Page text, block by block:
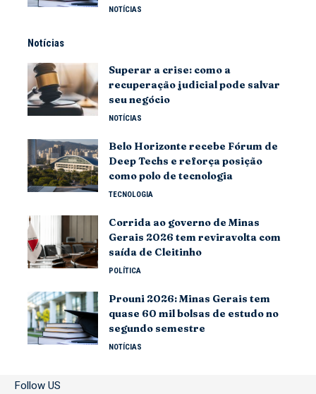
NOTÍCIAS
Notícias
Superar a crise: como a
recuperação judicial pode salvar
seu negócio
NOTÍCIAS
Belo Horizonte recebe Fórum de
Deep Techs e reforça posição
como polo de tecnologia
TECNOLOGIA
Corrida ao governo de Minas
Gerais 2026 tem reviravolta com
saída de Cleitinho
POLÍTICA
Prouni 2026: Minas Gerais tem
quase 60 mil bolsas de estudo no
segundo semestre
NOTÍCIAS
Follow US